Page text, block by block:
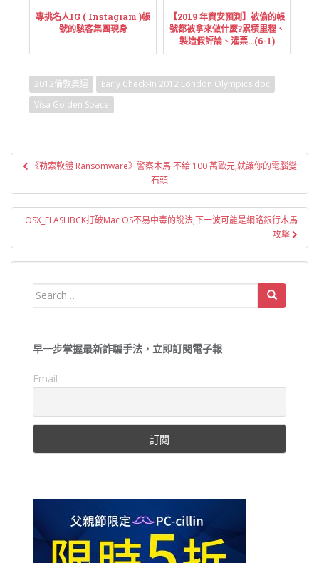
專挑名人IG ( Instagram )帳
號的駭客集團現身
【2019 年資安預測】被偷的帳
號都被拿來做什麼?累積里程、
製造假評論、灌票...(6-1)
2012倫敦奧運
Early Check-In 2012 London Olympics.doc
Visa Golden Space
文
導
覽
《勒索軟體 Ransomware》警察木馬:不給 100 萬歐元,就讓你的電腦變
石頭
OSX_FLASHBCK打破Mac OS不易中毒的說法,下一波可能是網路銀行木馬
攻擊
Search
早一步掌握最新詐騙手法，立即訂閱電子報
Email